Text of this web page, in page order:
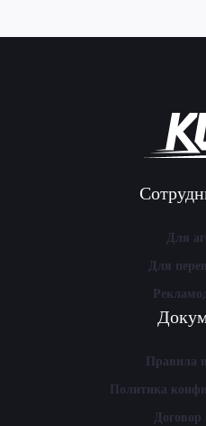
Для
Для
Правила
Политика